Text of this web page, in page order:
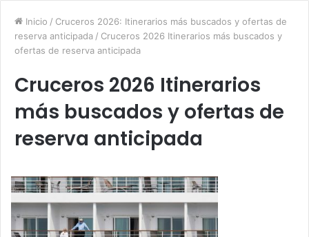
Inicio / Cruceros 2026: Itinerarios más buscados y ofertas de
reserva anticipada / Cruceros 2026 Itinerarios más buscados y
ofertas de reserva anticipada
Cruceros 2026 Itinerarios
más buscados y ofertas de
reserva anticipada